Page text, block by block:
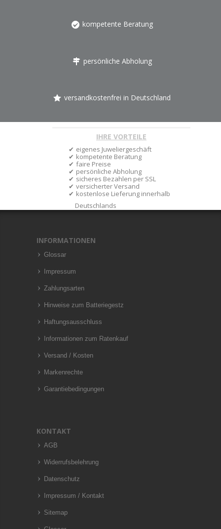
kompetente Beratung
persönliche Abholung
versandkostenfrei in Deutschland
IHRE VORTEILE
eigenes Juweliergeschäft
kompetente Beratung
faire Preise
persönliche Abholung
sicheres Bezahlen per SSL
versicherter Versand
kostenlose Lieferung innerhalb
Deutschlands
INFORMATIONEN
Glossar
Impressum
Zahlungsarten
Hinweise zum Batteriegestz
Haftungsausschluss
Informationen zum Ratenkauf
Versand / Kosten
Markenrechte
Garantiebedingungen
KONTAKT
AGB
Widerrufsbelehrung
Datenschutz
Impressum / Kontakt
Sitemap